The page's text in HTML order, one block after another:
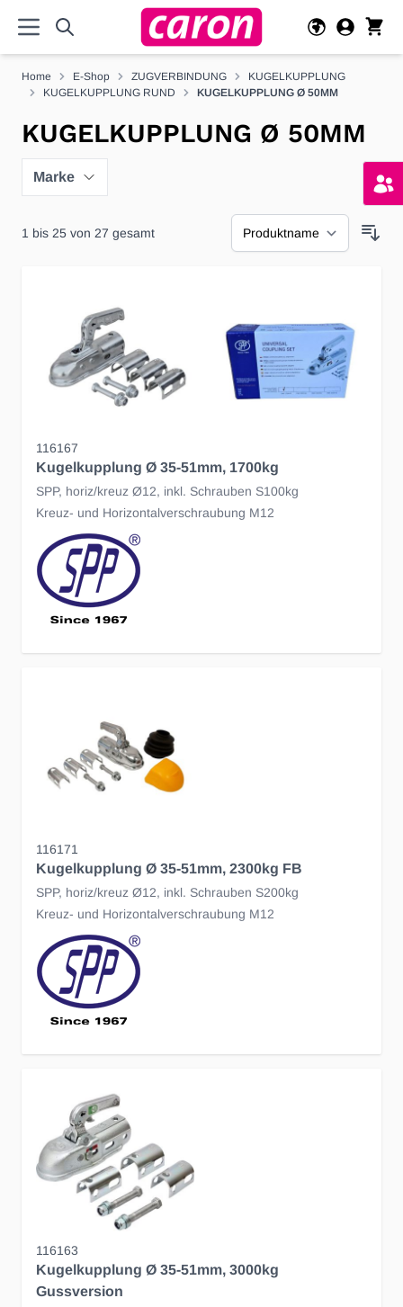
Home E-Shop ZUGVERBINDUNG
KUGELKUPPLUNG
KUGELKUPPLUNG RUND
KUGELKUPPLUNG Ø 50MM
KUGELKUPPLUNG Ø 50MM
Marke
1 bis 25 von 27 gesamt
116167
Kugelkupplung Ø 35-51mm, 1700kg
SPP, horiz/kreuz Ø12, inkl. Schrauben S100kg
Kreuz- und Horizontalverschraubung M12
116171
Kugelkupplung Ø 35-51mm, 2300kg FB
SPP, horiz/kreuz Ø12, inkl. Schrauben S200kg
Kreuz- und Horizontalverschraubung M12
116163
Kugelkupplung Ø 35-51mm, 3000kg
Gussversion